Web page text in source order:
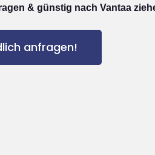
& günstig nach Vantaa
anfragen!